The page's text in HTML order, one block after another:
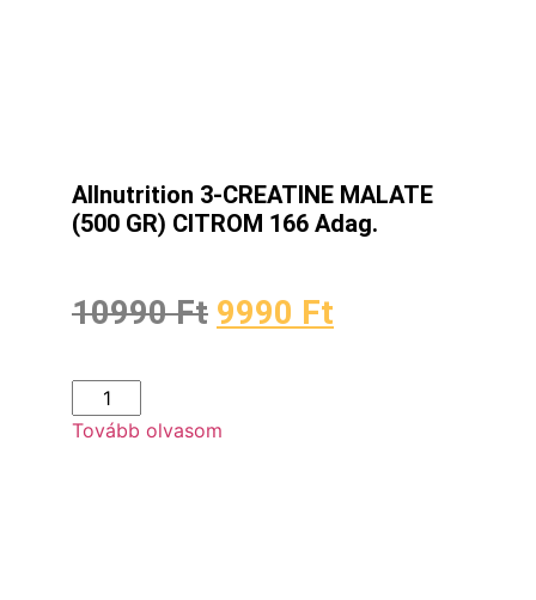
Allnutrition 3-CREATINE MALATE
(500 GR) CITROM 166 Adag.
10990Ft 9990 Ft
Tovább olvasom